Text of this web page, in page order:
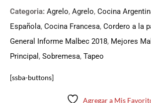
Categoria: Agrelo, Agrelo, Cocina
Española, Cocina Francesa, Cordero a la
General Informe Malbec 2018, Mejores
Principal , Sobremesa, Tapeo
[ssba-buttons]
Agregar a Mis